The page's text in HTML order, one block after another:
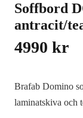
Soffbord
antracit/
4990 kr
Brafab Domino
laminatskiva och